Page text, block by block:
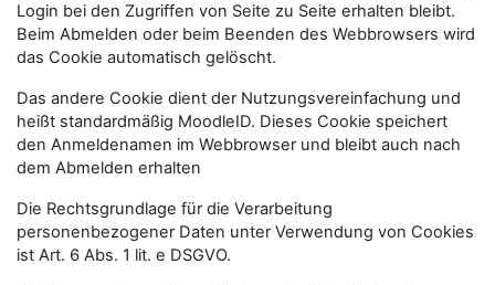
Login bei den Zugriffen von Seite zu Seite erhalten bleibt.
Beim Abmelden oder beim Beenden des Webbrowsers wird
das Cookie automatisch gelöscht.
Das andere Cookie dient der Nutzungsvereinfachung und
heißt standardmäßig MoodleID. Dieses Cookie speichert
den Anmeldenamen im Webbrowser und bleibt auch nach
dem Abmelden erhalten
Die Rechtsgrundlage für die Verarbeitung
personenbezogener Daten unter Verwendung von Cookies
ist Art. 6 Abs. 1 lit. e DSGVO.